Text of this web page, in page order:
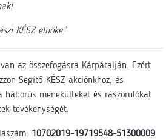
KÉSZ elnöke”
az összefogásra Kárpátalján. Ezért
Segítő-KÉSZ-akciónkhoz, és
háborús menekülteket és rászorulókat
tevékenységét.
10702019-19719548-51300009